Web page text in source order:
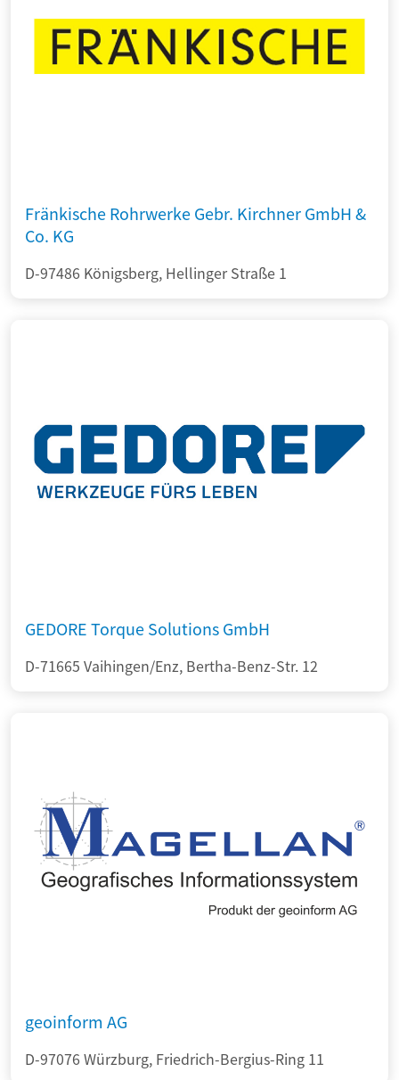
Fränkische Rohrwerke Gebr. Kirchner GmbH &
Co. KG
D-97486 Königsberg, Hellinger Straße 1
GEDORE Torque Solutions GmbH
D-71665 Vaihingen/Enz, Bertha-Benz-Str. 12
geoinform AG
D-97076 Würzburg, Friedrich-Bergius-Ring 11